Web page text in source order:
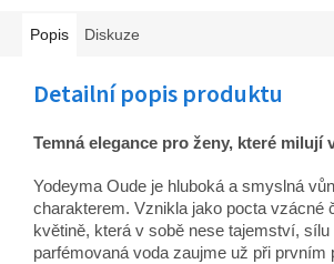
Popis Diskuze
Detailní popis produktu
Temná elegance pro ženy, které milují
Yodeyma Oude je hluboká a smyslná
charakterem. Vznikla jako pocta vzácné
květině, která v sobě nese tajemství, sílu
parfémovaná voda zaujme už při prvním